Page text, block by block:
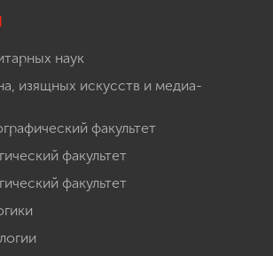
наук
изящных искусств и медиа-
факультет
факультет
факультет